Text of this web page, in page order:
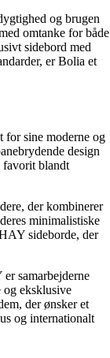
og brugen
omtanke for både
sidebord med
er Bolia et
for sine moderne og
design
favorit blandt
der kombinerer
minimalistiske
sideborde, der
samarbejderne
og eksklusive
der ønsker et
og internationalt